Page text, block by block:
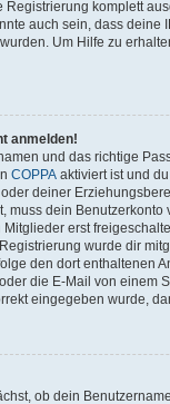
komplett
auch sein, dass deine
Um Hilfe zu
anmelden!
und das richtige
COPPA aktiviert ist und
deiner
muss dein
erst
wurde dir
den dort enthaltenen
die E-Mail von einem
eingegeben wurde,
ob dein